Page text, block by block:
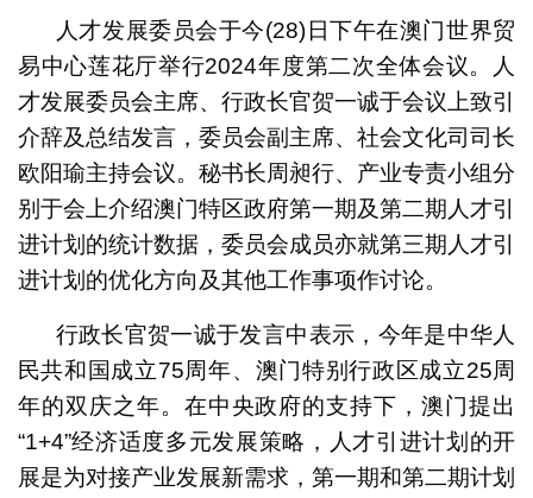
人才发展委员会于今(28)日下午在澳门世界贸
易中心莲花厅举行2024年度第二次全体会议。人
才发展委员会主席、行政长官贺一诚于会议上致引
介辞及总结发言，委员会副主席、社会文化司司长
欧阳瑜主持会议。秘书长周昶行、产业专责小组分
别于会上介绍澳门特区政府第一期及第二期人才引
进计划的统计数据，委员会成员亦就第三期人才引
进计划的优化方向及其他工作事项作讨论。
行政长官贺一诚于发言中表示，今年是中华人
民共和国成立75周年、澳门特别行政区成立25周
年的双庆之年。在中央政府的支持下，澳门提出
“1+4”经济适度多元发展策略，人才引进计划的开
展是为对接产业发展新需求，第一期和第二期计划